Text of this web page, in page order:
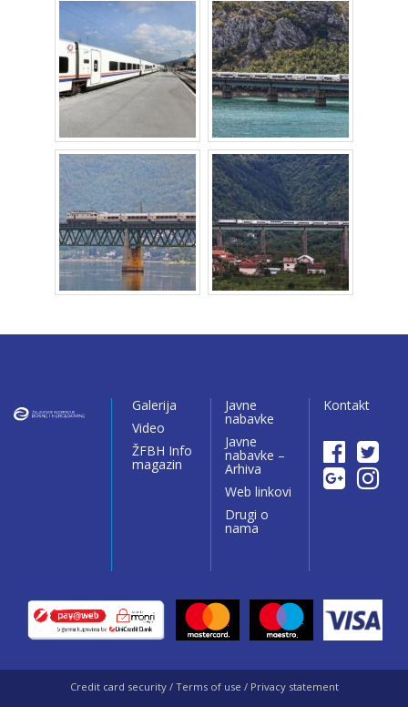
Galerija
Video
ŽFBH Info
magazin
Javne
nabavke
Javne
nabavke –
Arhiva
Web linkovi
Drugi o
nama
Kontakt
Credit card security / Terms of use / Privacy statement